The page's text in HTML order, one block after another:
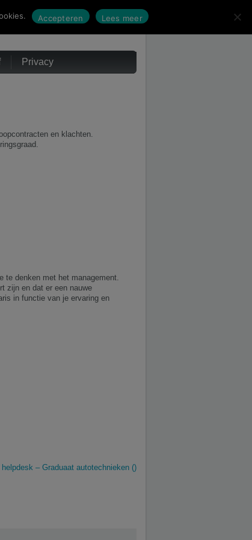
Privacy
en klachten.
te denken met het management.
zijn en dat er een nauwe
in functie van je ervaring en
helpdesk – Graduaat autotechnieken ()
Accepteren Lees meer